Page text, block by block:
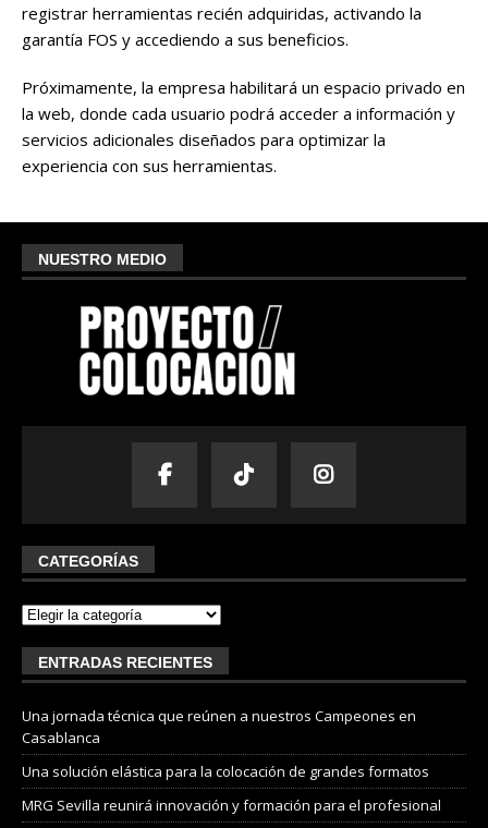
registrar herramientas recién adquiridas, activando la
garantía FOS y accediendo a sus beneficios.
Próximamente, la empresa habilitará un espacio privado en
la web, donde cada usuario podrá acceder a información y
servicios adicionales diseñados para optimizar la
experiencia con sus herramientas.
NUESTRO MEDIO
CATEGORÍAS
ENTRADAS RECIENTES
Una jornada técnica que reúnen a nuestros Campeones en
Casablanca
Una solución elástica para la colocación de grandes formatos
MRG Sevilla reunirá innovación y formación para el profesional